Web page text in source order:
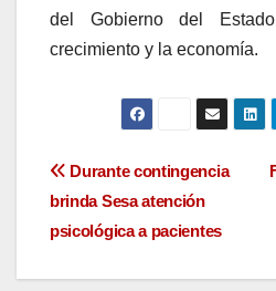
del Gobierno del
crecimiento y la economía.
Navegación
de
entradas
Durante contingencia
brinda Sesa atención
psicológica a pacientes